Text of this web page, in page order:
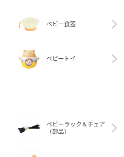
ベビー食器
ベビートイ
ベビーラック＆チェア
（部品）